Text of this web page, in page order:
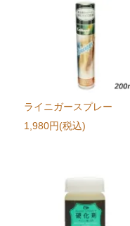
ライニガースプレー
1,980円(税込)